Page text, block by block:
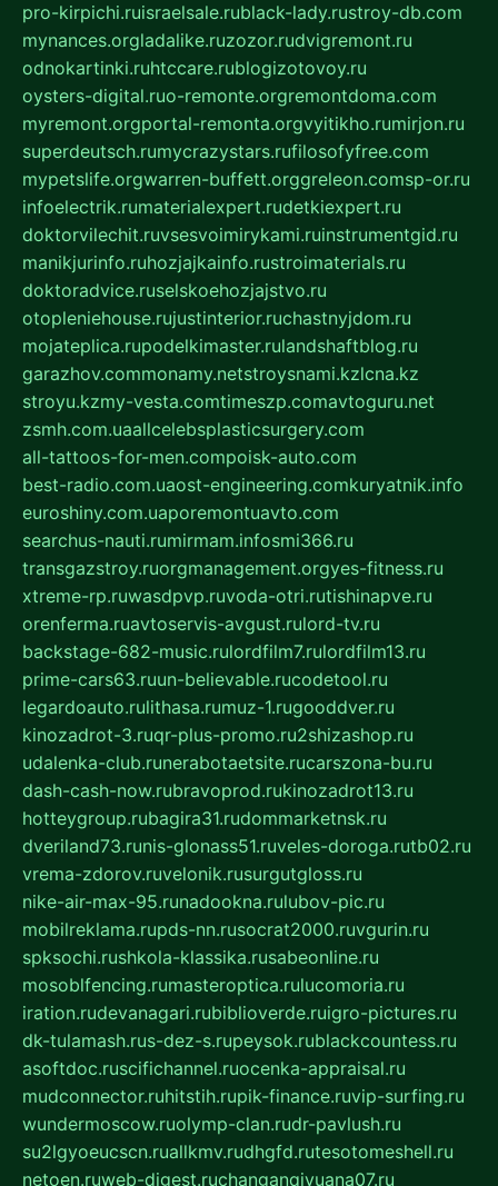
pro-kirpichi.ruisraelsale.rublack-lady.rustroy-db.com
mynances.orgladalike.ruzozor.rudvigremont.ru
odnokartinki.ruhtccare.rublogizotovoy.ru
oysters-digital.ruo-remonte.orgremontdoma.com
myremont.orgportal-remonta.orgvyitikho.rumirjon.ru
superdeutsch.rumycrazystars.rufilosofyfree.com
mypetslife.orgwarren-buffett.orggreleon.comsp-or.ru
infoelectrik.rumaterialexpert.rudetkiexpert.ru
doktorvilechit.ruvsesvoimirykami.ruinstrumentgid.ru
manikjurinfo.ruhozjajkainfo.rustroimaterials.ru
doktoradvice.ruselskoehozjajstvo.ru
otopleniehouse.rujustinterior.ruchastnyjdom.ru
mojateplica.rupodelkimaster.rulandshaftblog.ru
garazhov.commonamy.netstroysnami.kzlcna.kz
stroyu.kzmy-vesta.comtimeszp.comavtoguru.net
zsmh.com.uaallcelebsplasticsurgery.com
all-tattoos-for-men.compoisk-auto.com
best-radio.com.uaost-engineering.comkuryatnik.info
euroshiny.com.uaporemontuavto.com
searchus-nauti.rumirmam.infosmi366.ru
transgazstroy.ruorgmanagement.orgyes-fitness.ru
xtreme-rp.ruwasdpvp.ruvoda-otri.rutishinapve.ru
orenferma.ruavtoservis-avgust.rulord-tv.ru
backstage-682-music.rulordfilm7.rulordfilm13.ru
prime-cars63.ruun-believable.rucodetool.ru
legardoauto.rulithasa.rumuz-1.rugooddver.ru
kinozadrot-3.ruqr-plus-promo.ru2shizashop.ru
udalenka-club.runerabotaetsite.rucarszona-bu.ru
dash-cash-now.rubravoprod.rukinozadrot13.ru
hotteygroup.rubagira31.rudommarketnsk.ru
dveriland73.runis-glonass51.ruveles-doroga.rutb02.ru
vrema-zdorov.ruvelonik.rusurgutgloss.ru
nike-air-max-95.runadookna.rulubov-pic.ru
mobilreklama.rupds-nn.rusocrat2000.ruvgurin.ru
spksochi.rushkola-klassika.rusabeonline.ru
mosoblfencing.rumasteroptica.rulucomoria.ru
iration.rudevanagari.rubiblioverde.ruigro-pictures.ru
dk-tulamash.rus-dez-s.rupeysok.rublackcountess.ru
asoftdoc.ruscifichannel.ruocenka-appraisal.ru
mudconnector.ruhitstih.rupik-finance.ruvip-surfing.ru
wundermoscow.ruolymp-clan.rudr-pavlush.ru
su2lgyoeucscn.ruallkmv.rudhgfd.rutesotomeshell.ru
netoen.ruweb-digest.ruchanganqiyuana07.ru